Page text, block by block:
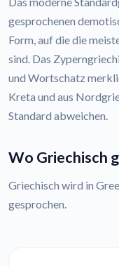
gesprochenen
Form, auf die die
sind. Das
und Wortschatz
Kreta und aus
Standard abweichen.
Wo Griechisch
Griechisch wird in
gesprochen.